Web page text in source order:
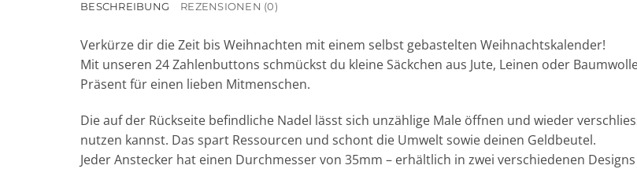
BESCHREIBUNG REZENSIONEN (0)
Verkürze dir die Zeit bis Weihnachten mit einem selbst gebastelten Weihnachtskalender!
Mit unseren 24 Zahlenbuttons schmückst du kleine Säckchen aus Jute, Leinen oder
Präsent für einen lieben Mitmenschen.
Die auf der Rückseite befindliche Nadel lässt sich unzählige Male öffnen und wieder
nutzen kannst. Das spart Ressourcen und schont die Umwelt sowie deinen Geldbeutel.
Jeder Anstecker hat einen Durchmesser von 35mm – erhältlich in zwei verschiedenen